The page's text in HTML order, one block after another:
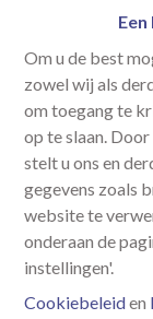
Om u de best
zowel wij als
om toegang te
op te slaan.
stelt u ons en
gegevens zoals
website te
onderaan de
instellingen'.
Cookiebeleiden
Te